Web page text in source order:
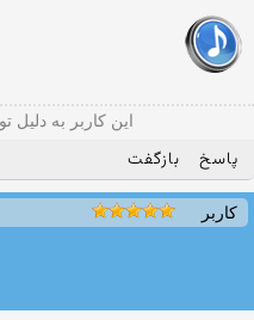
این کاربر به
پاسخ بازگفت
کاربر